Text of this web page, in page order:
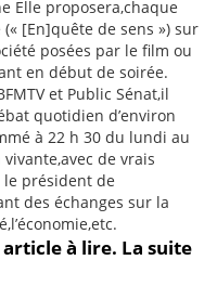
Elle proposera,chaque
[En]quête de sens ») sur
posées par le film ou
en début de soirée.
et Public Sénat,il
quotidien d’environ
à 22 h 30 du lundi au
de vrais
le président de
des échanges sur la
à lire. La suite